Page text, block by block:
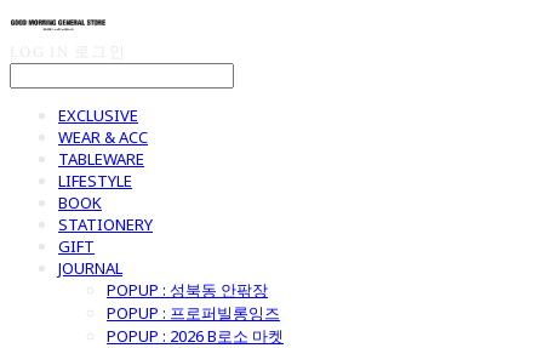
EXCLUSIVE
WEAR & ACC
TABLEWARE
LIFESTYLE
BOOK
STATIONERY
GIFT
JOURNAL
POPUP : 성북동 안팎장
POPUP : 프로퍼빌롱잉즈
POPUP : 2026 B로소 마켓